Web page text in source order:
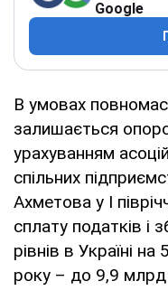
Google
В умовах
залишається
урахуванням
спільних
Ахметова у I
сплату податків і
рівнів в Україні
року – до 9,9 млрд